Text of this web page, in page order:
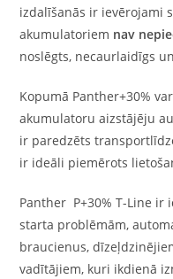
izdalīšanās ir ievērojami
akumulatoriem nav
noslēgts, necaurlaidīgs
Kopumā Panther+30%
akumulatoru aizstājēju
ir paredzēts
ir ideāli piemērots
Panther P+30% T-Line
starta problēmām,
braucienus,
vadītājiem, kuri ikdienā